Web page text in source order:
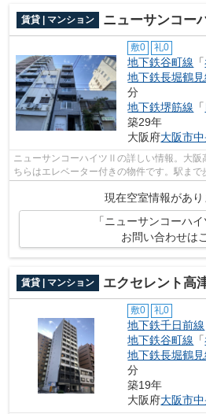
賃貸 | マンション ニューサンコー
敷0 礼0
地下鉄谷町線 「
地下鉄長堀鶴
分
地下鉄堺筋線 「
築29年
大阪府大阪市
ニューサンコーハイツⅡの詳しい情報。大阪
ちらはエレベーター付きの物件です。駅ま
現在空室情報があり
「ニューサンコーハ
お問い合わせは
賃貸 | マンション エクセレント高
敷0 礼0
地下鉄千日前線
地下鉄谷町線 「
地下鉄長堀鶴
分
築19年
大阪府大阪市